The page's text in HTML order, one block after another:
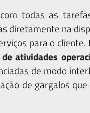
todas as
diretamente na
para o cliente.
atividades
de modo
de gargalos